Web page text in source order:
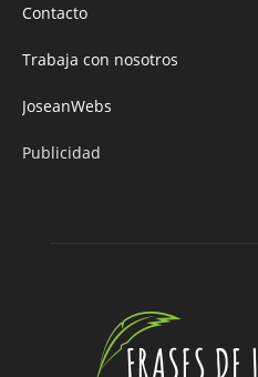
Contacto
Trabaja con nosotros
JoseanWebs
Publicidad